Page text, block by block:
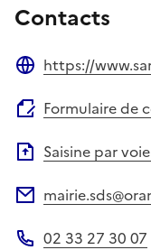
Contacts
https://
Formulaire de
Saisine par
02 33 27 30 07